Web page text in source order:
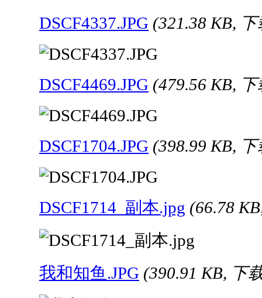
DSCF4337.JPG (321.38 KB,
DSCF4469.JPG (479.56 KB,
DSCF1704.JPG (398.99 KB,
DSCF1714_副本.jpg (66.78
我和知鱼.JPG (390.91 KB, 下